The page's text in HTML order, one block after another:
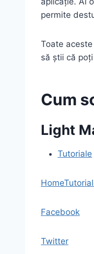
permite
Toate
să știi că
Cum
Light
Tutoriale
Home
Facebook
Twitter